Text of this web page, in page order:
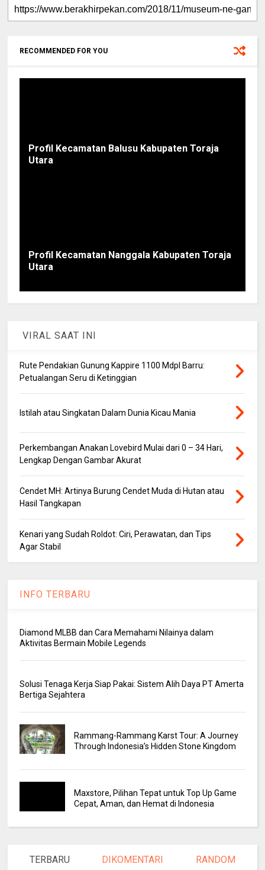
RECOMMENDED FOR YOU
Profil Kecamatan Balusu Kabupaten Toraja
Utara
Profil Kecamatan Nanggala Kabupaten Toraja
Utara
VIRAL SAAT INI
Rute Pendakian Gunung Kappire 1100 Mdpl Barru:
Petualangan Seru di Ketinggian
Istilah atau Singkatan Dalam Dunia Kicau Mania
Perkembangan Anakan Lovebird Mulai dari 0 – 34 Hari,
Lengkap Dengan Gambar Akurat
Cendet MH: Artinya Burung Cendet Muda di Hutan atau
Hasil Tangkapan
Kenari yang Sudah Roldot: Ciri, Perawatan, dan Tips
Agar Stabil
INFO TERBARU
Diamond MLBB dan Cara Memahami Nilainya dalam
Aktivitas Bermain Mobile Legends
Solusi Tenaga Kerja Siap Pakai: Sistem Alih Daya PT Amerta
Bertiga Sejahtera
Rammang-Rammang Karst Tour: A Journey
Through Indonesia’s Hidden Stone Kingdom
Maxstore, Pilihan Tepat untuk Top Up Game
Cepat, Aman, dan Hemat di Indonesia
TERBARU DIKOMENTARI RANDOM